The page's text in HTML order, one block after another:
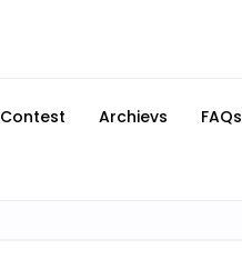
Contest Archievs FAQs